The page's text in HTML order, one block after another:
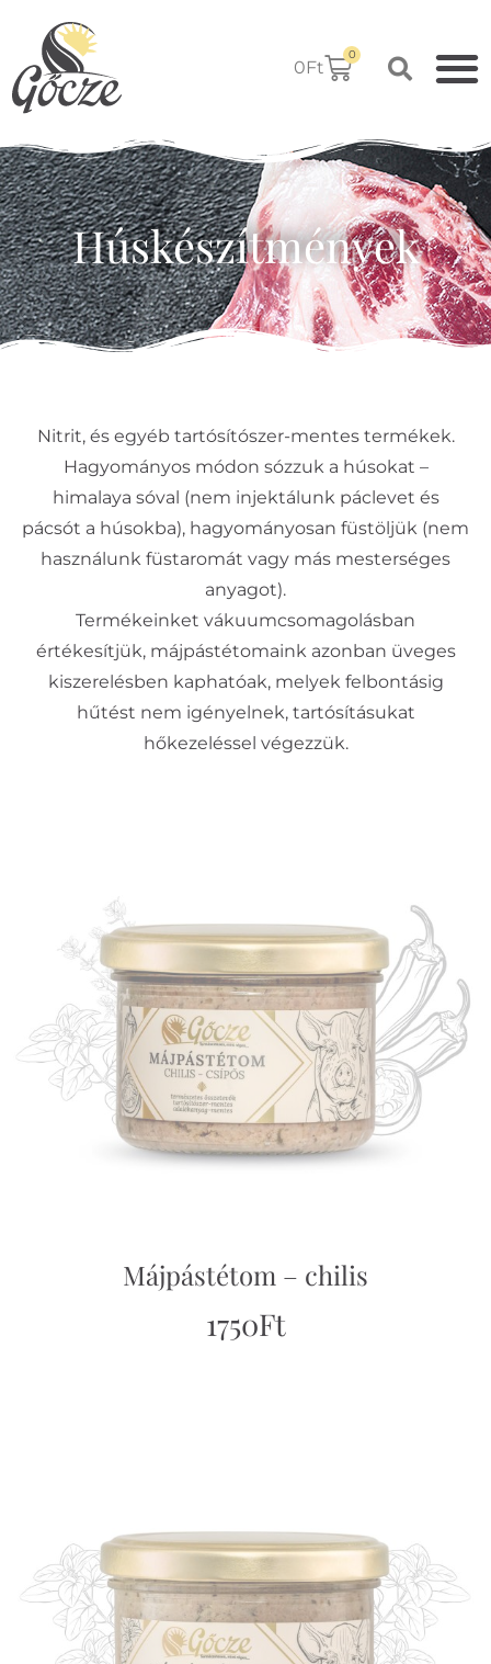
0Ft
0
Húskészítmények
Nitrit, és egyéb tartósítószer-mentes termékek.
Hagyományos módon sózzuk a húsokat –
himalaya sóval (nem injektálunk páclevet és
pácsót a húsokba), hagyományosan füstöljük (nem
használunk füstaromát vagy más mesterséges
anyagot).
Termékeinket vákuumcsomagolásban
értékesítjük, májpástétomaink azonban üveges
kiszerelésben kaphatóak, melyek felbontásig
hűtést nem igényelnek, tartósításukat
hőkezeléssel végezzük.
Májpástétom – chilis
1750Ft